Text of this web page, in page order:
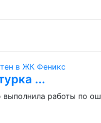
...
выполнила работы по